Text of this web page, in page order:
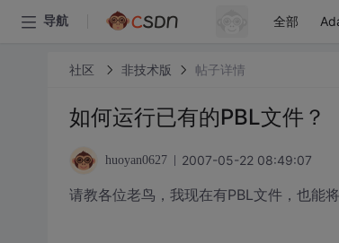
导航 全部
社区 非技术版 帖子详情
如何运行已有的PBL文件？
huoyan0627 2007-05-22 08:49:07
请教各位老鸟，我现在有PBL文件，也能